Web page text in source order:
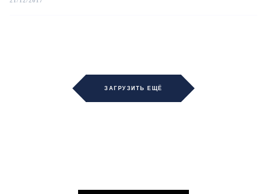
ЗАГРУЗИТЬ ЕЩЁ